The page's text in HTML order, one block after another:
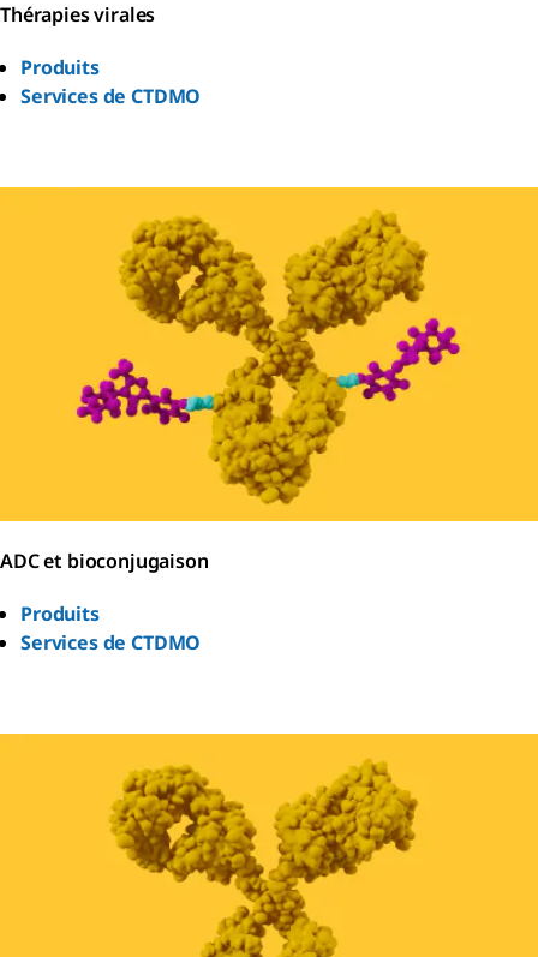
Thérapies virales
Produits
Services de CTDMO
ADC et bioconjugaison
Produits
Services de CTDMO